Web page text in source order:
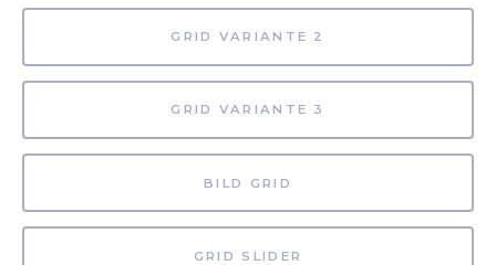
GRID VARIANTE 2
GRID VARIANTE 3
BILD GRID
GRID SLIDER